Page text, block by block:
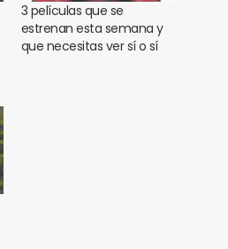
3 películas que se
estrenan esta semana y
que necesitas ver sí o sí